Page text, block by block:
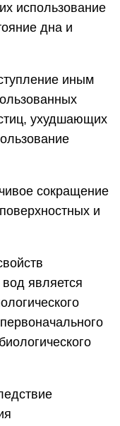
использование
дна и
иным
ухудшающих
сокращение
и
является